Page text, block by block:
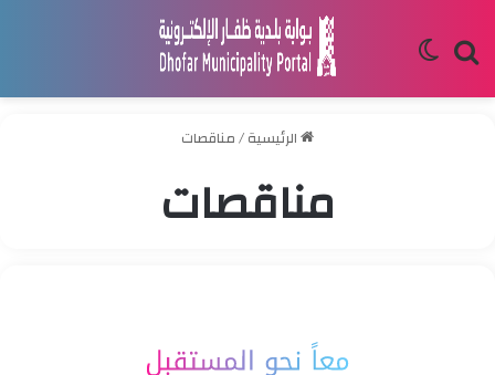
بحث
الرئيسية/مناقصات
مناقصات